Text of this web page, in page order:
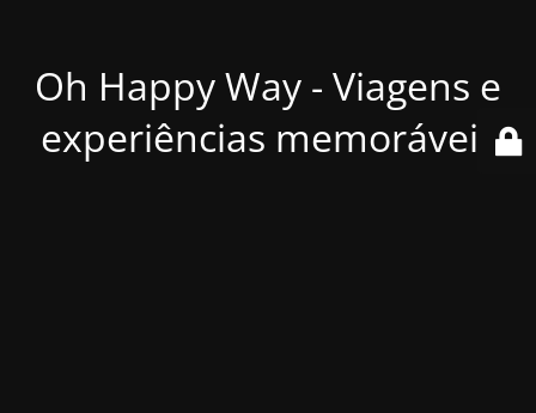
Oh Happy Way - Viagens e
experiências memoráveis